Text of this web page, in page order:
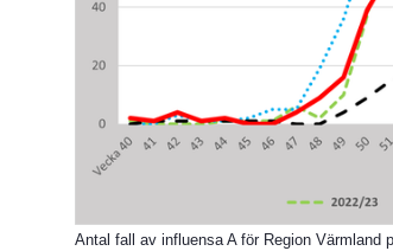
Antal fall av influensa A för Region Värmland